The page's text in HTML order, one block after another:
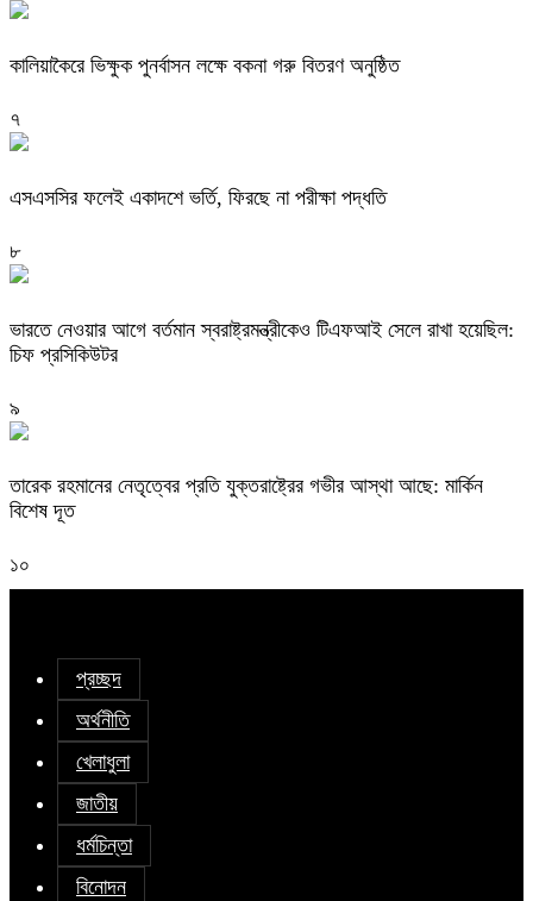
কালিয়াকৈরে ভিক্ষুক পুনর্বাসন লক্ষে বকনা গরু বিতরণ অনুষ্ঠিত
৭
এসএসসির ফলেই একাদশে ভর্তি, ফিরছে না পরীক্ষা পদ্ধতি
৮
ভারতে নেওয়ার আগে বর্তমান স্বরাষ্ট্রমন্ত্রীকেও টিএফআই সেলে রাখা হয়েছিল:
চিফ প্রসিকিউটর
৯
তারেক রহমানের নেতৃত্বের প্রতি যুক্তরাষ্ট্রের গভীর আস্থা আছে: মার্কিন
বিশেষ দূত
১০
প্রচ্ছদ
অর্থনীতি
খেলাধুলা
জাতীয়
ধর্মচিন্তা
বিনোদন